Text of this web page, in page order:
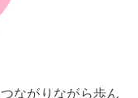
ながりながら歩ん